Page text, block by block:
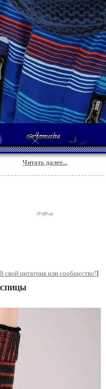
Читать далее...
свой цитатник или сообщество!]
СПИЦЫ